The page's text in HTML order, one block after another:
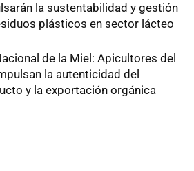
la sustentabilidad y gestión
plásticos en sector lácteo
de la Miel: Apicultores del
la autenticidad del
y la exportación orgánica